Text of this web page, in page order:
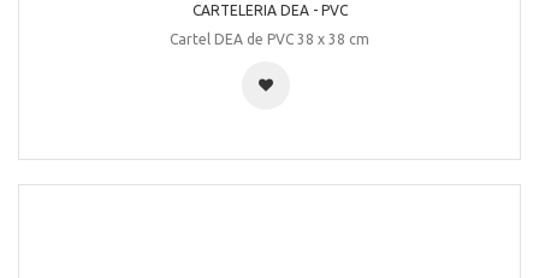
CARTELERIA DEA - PVC
Cartel DEA de PVC 38 x 38 cm